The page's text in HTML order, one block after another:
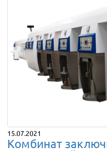
15.07.2021
Комбинат